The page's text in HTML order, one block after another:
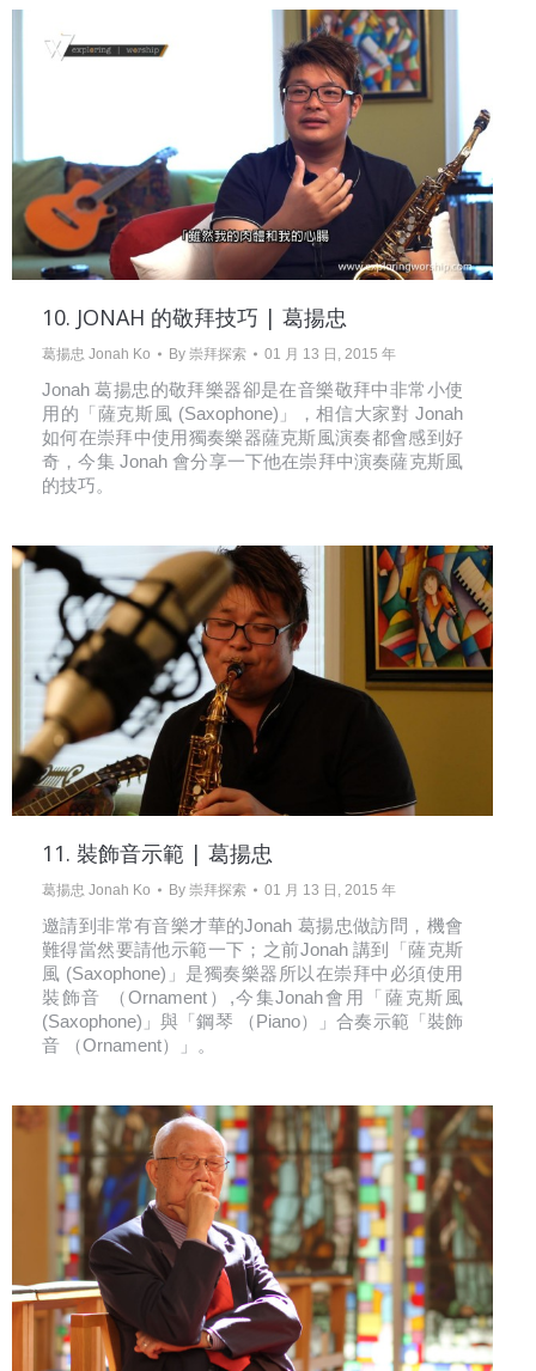
10. JONAH 的敬拜技巧 | 葛揚忠
葛揚忠 Jonah Ko By 崇拜探索 01 月 13 日, 2015 年
Jonah 葛揚忠的敬拜樂器卻是在音樂敬拜中非常小使
用的「薩克斯風 (Saxophone)」，相信大家對 Jonah
如何在崇拜中使用獨奏樂器薩克斯風演奏都會感到好
奇，今集 Jonah 會分享一下他在崇拜中演奏薩克斯風
的技巧。
11. 裝飾音示範 | 葛揚忠
葛揚忠 Jonah Ko By 崇拜探索 01 月 13 日, 2015 年
邀請到非常有音樂才華的Jonah 葛揚忠做訪問，機會
難得當然要請他示範一下；之前Jonah 講到「薩克斯
風 (Saxophone)」是獨奏樂器所以在崇拜中必須使用
裝飾音 （Ornament）,今集Jonah會用「薩克斯風
(Saxophone)」與「鋼琴 （Piano）」合奏示範「裝飾
音 （Ornament）」。